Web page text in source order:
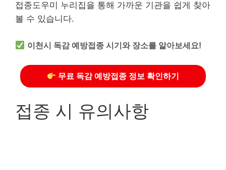
접종도우미 누리집을 통해 가까운 기관을 쉽게 찾아
볼 수 있습니다.
이천시 독감 예방접종 시기와 장소를 알아보세요!
무료 독감 예방접종 정보 확인하기
접종 시 유의사항